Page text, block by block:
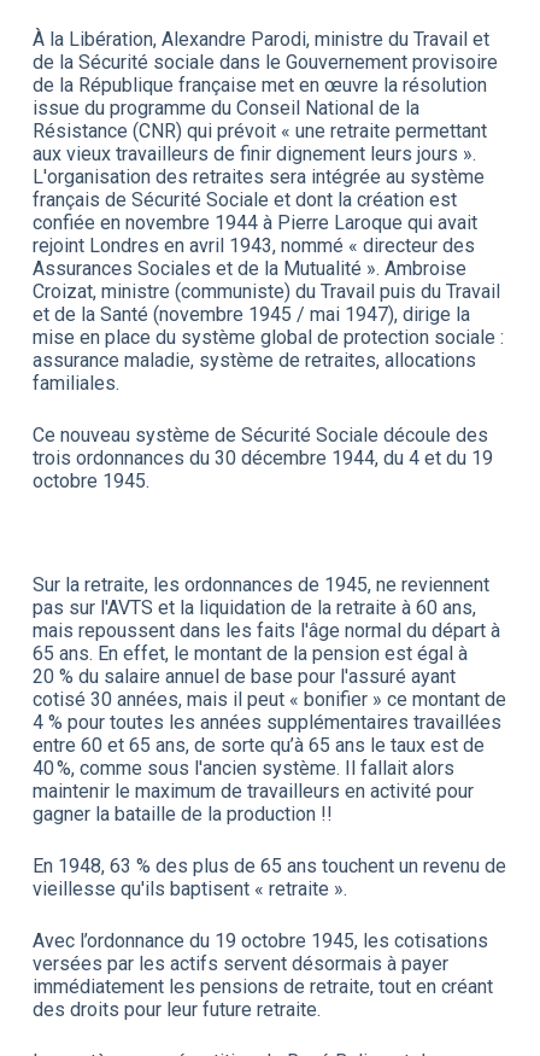
À la Libération, Alexandre Parodi, ministre du Travail et
de la Sécurité sociale dans le Gouvernement provisoire
de la République française met en œuvre la résolution
issue du programme du Conseil National de la
Résistance (CNR) qui prévoit « une retraite permettant
aux vieux travailleurs de finir dignement leurs jours ».
L'organisation des retraites sera intégrée au système
français de Sécurité Sociale et dont la création est
confiée en novembre 1944 à Pierre Laroque qui avait
rejoint Londres en avril 1943, nommé « directeur des
Assurances Sociales et de la Mutualité ». Ambroise
Croizat, ministre (communiste) du Travail puis du Travail
et de la Santé (novembre 1945 / mai 1947), dirige la
mise en place du système global de protection sociale :
assurance maladie, système de retraites, allocations
familiales.
Ce nouveau système de Sécurité Sociale découle des
trois ordonnances du 30 décembre 1944, du 4 et du 19
octobre 1945.
Sur la retraite, les ordonnances de 1945, ne reviennent
pas sur l'AVTS et la liquidation de la retraite à 60 ans,
mais repoussent dans les faits l'âge normal du départ à
65 ans. En effet, le montant de la pension est égal à
20 % du salaire annuel de base pour l'assuré ayant
cotisé 30 années, mais il peut « bonifier » ce montant de
4 % pour toutes les années supplémentaires travaillées
entre 60 et 65 ans, de sorte qu’à 65 ans le taux est de
40 %, comme sous l'ancien système. Il fallait alors
maintenir le maximum de travailleurs en activité pour
gagner la bataille de la production !!
En 1948, 63 % des plus de 65 ans touchent un revenu de
vieillesse qu'ils baptisent « retraite ».
Avec l’ordonnance du 19 octobre 1945, les cotisations
versées par les actifs servent désormais à payer
immédiatement les pensions de retraite, tout en créant
des droits pour leur future retraite.